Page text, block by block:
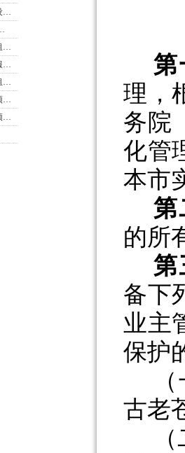
…
…
…
…
…
…
第
理，
务院
化管
本市
第
的所
第
备下
业主
保护
古老